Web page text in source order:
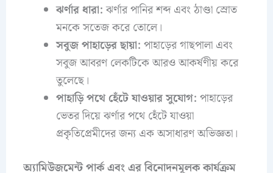
ঝর্ণার ধারা: ঝর্ণার পানির শব্দ এবং ঠাণ্ডা স্রোত
মনকে সতেজ করে তোলে।
সবুজ পাহাড়ের ছায়া: পাহাড়ের গাছপালা এবং
সবুজ আবরণ লেকটিকে আরও আকর্ষণীয় করে
তুলেছে।
পাহাড়ি পথে হেঁটে যাওয়ার সুযোগ: পাহাড়ের
ভেতর দিয়ে ঝর্ণার পথে হেঁটে যাওয়া
প্রকৃতিপ্রেমীদের জন্য এক অসাধারণ অভিজ্ঞতা।
অ্যামিউজমেন্ট পার্ক এবং এর বিনোদনমূলক কার্যক্রম